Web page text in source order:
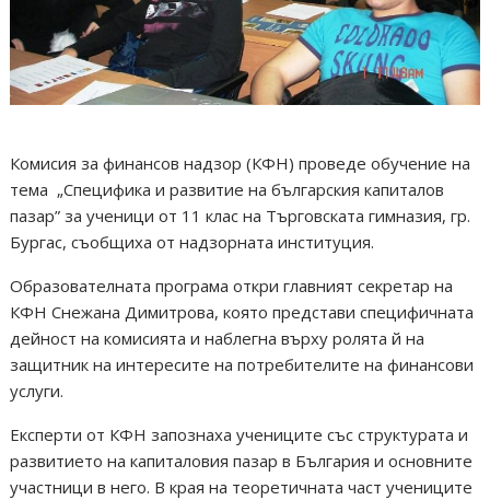
Комисия за финансов надзор (КФН) проведе обучение на
тема „Специфика и развитие на българския капиталов
пазар” за ученици от 11 клас на Търговската гимназия, гр.
Бургас, съобщиха от надзорната институция.
Образователната програма откри главният секретар на
КФН Снежана Димитрова, която представи специфичната
дейност на комисията и наблегна върху ролята й на
защитник на интересите на потребителите на финансови
услуги.
Експерти от КФН запознаха учениците със структурата и
развитието на капиталовия пазар в България и основните
участници в него. В края на теоретичната част учениците